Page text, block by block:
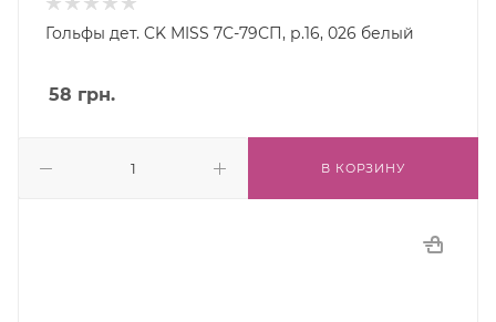
Гольфы дет. CK MISS 7С-79СП, р.16, 026 белый
58 грн.
В КОРЗИНУ